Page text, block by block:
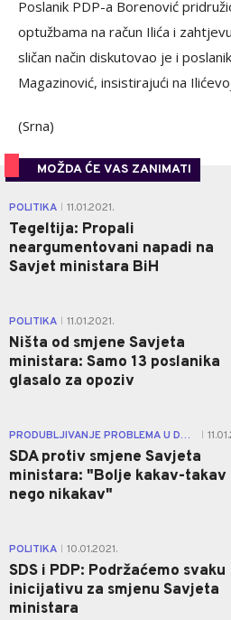
Poslanik PDP-a Borenović
optužbama na račun Ilića i
sličan način diskutovao je i
Magazinović, insistirajući na
(Srna)
MOŽDA ĆE VAS ZANIMATI
POLITIKA 11.01.2021.
Tegeltija: Propali
neargumentovani napadi na
Savjet ministara BiH
POLITIKA 11.01.2021.
Ništa od smjene Savjeta
ministara: Samo 13 poslanika
glasalo za opoziv
PRODUBLJIVANJE PROBLEMA U DRŽAVI
SDA protiv smjene Savjeta
ministara: "Bolje kakav-takav
nego nikakav"
POLITIKA 10.01.2021.
SDS i PDP: Podržaćemo svaku
inicijativu za smjenu Savjeta
ministara